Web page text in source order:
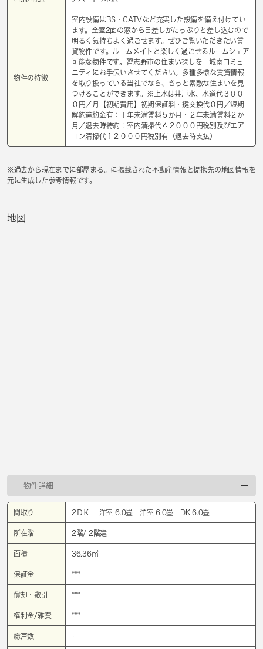
物件の特徴
室内設備はBS・CATVなど充実した設備を備え付けてい
ます。全室2面の窓から日差しがたっぷりと差し込むので
明るく気持ちよく過ごせます。ぜひご覧いただきたい賃
貸物件です。ルームメイトと楽しく過ごせるルームシェア
可能な物件です。習志野市の住まい探しを 城南コミュ
ニティにお手伝いさせてください。多種多様な賃貸情報
を取り扱っている当社でなら、きっと素敵な住まいを見
つけることができます。※上水は井戸水、水道代３００
０円／月【初期費用】初期保証料・鍵交換代０円／短期
解約違約金有：１年未満賃料５か月・２年未満賃料２か
月／退去時特約：室内清掃代４２０００円税別及びエア
コン清掃代１２０００円税別有（退去時支払）
※過去から現在までに部屋まる。に掲載された不動産情報と提携先の地図情報を
元に生成した参考情報です。
地図
物件詳細
間取り 2ＤＫ 洋室 6.0畳 洋室 6.0畳 DK 6.0畳
所在階 2階/ 2階建
面積 36.36㎡
保証金 ****
償却・敷引 ****
権利金/雑費 ****
総戸数 -